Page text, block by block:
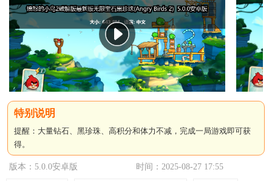
提醒：大量钻石、黑珍珠、高积分和体力不减，完成一局游戏即可获
得。
版本：5.0.0安卓版 时间：2025-08-27 17:55